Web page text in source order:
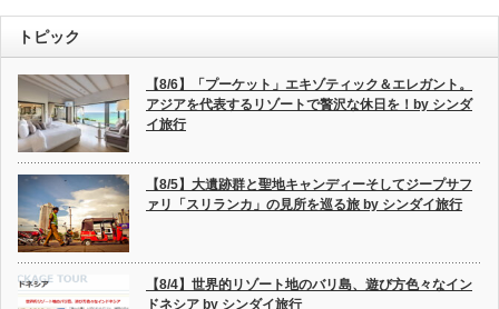
トピック
【8/6】「プーケット」エキゾティック＆エレガント。
アジアを代表するリゾートで贅沢な休日を！by シンダ
イ旅行
【8/5】大遺跡群と聖地キャンディーそしてジープサフ
ァリ「スリランカ」の見所を巡る旅 by シンダイ旅行
【8/4】世界的リゾート地のバリ島、遊び方色々なイン
ドネシア by シンダイ旅行